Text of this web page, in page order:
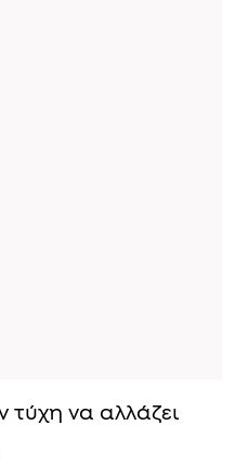
τύχη να αλλάζει